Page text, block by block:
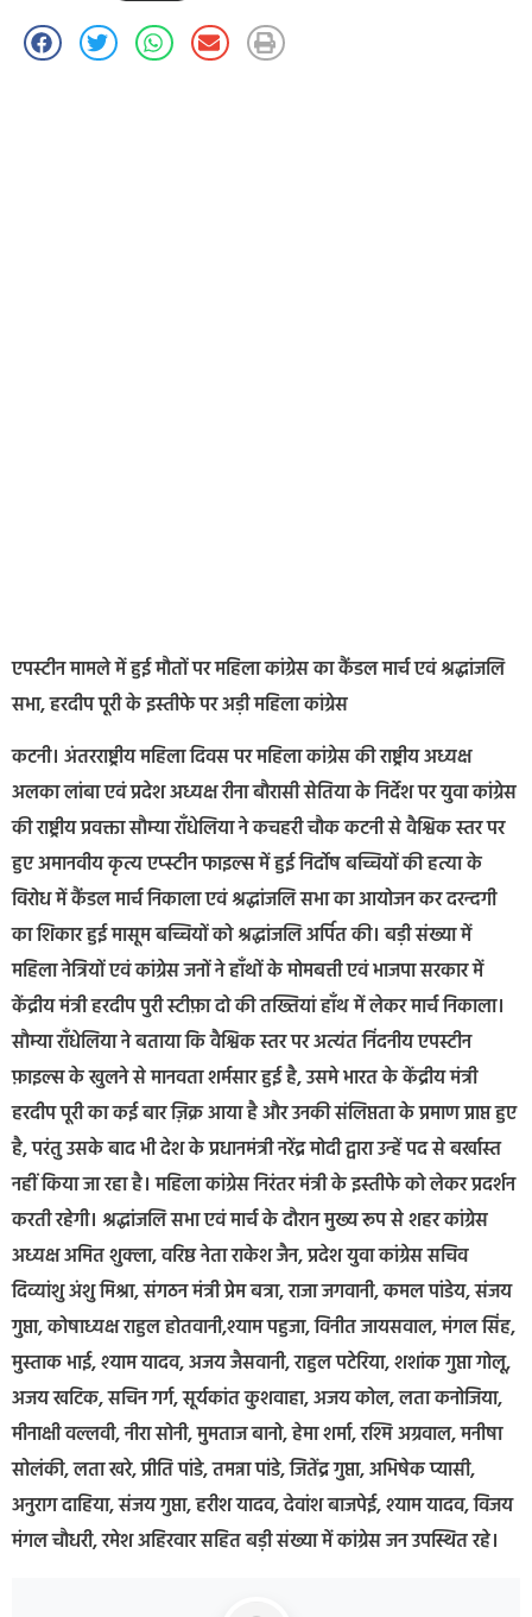
एपस्टीन मामले में हुई मौतों पर महिला कांग्रेस का कैंडल मार्च एवं श्रद्धांजलि
सभा, हरदीप पूरी के इस्तीफे पर अड़ी महिला कांग्रेस
कटनी। अंतरराष्ट्रीय महिला दिवस पर महिला कांग्रेस की राष्ट्रीय अध्यक्ष
अलका लांबा एवं प्रदेश अध्यक्ष रीना बौरासी सेतिया के निर्देश पर युवा कांग्रेस
की राष्ट्रीय प्रवक्ता सौम्या राँधेलिया ने कचहरी चौक कटनी से वैश्विक स्तर पर
हुए अमानवीय कृत्य एप्स्टीन फाइल्स में हुई निर्दोष बच्चियों की हत्या के
विरोध में कैंडल मार्च निकाला एवं श्रद्धांजलि सभा का आयोजन कर दरन्दगी
का शिकार हुई मासूम बच्चियों को श्रद्धांजलि अर्पित की। बड़ी संख्या में
महिला नेत्रियों एवं कांग्रेस जनों ने हाँथों के मोमबत्ती एवं भाजपा सरकार में
केंद्रीय मंत्री हरदीप पुरी स्टीफ़ा दो की तख्तियां हाँथ में लेकर मार्च निकाला।
सौम्या राँधेलिया ने बताया कि वैश्विक स्तर पर अत्यंत निंदनीय एपस्टीन
फ़ाइल्स के खुलने से मानवता शर्मसार हुई है, उसमे भारत के केंद्रीय मंत्री
हरदीप पूरी का कई बार ज़िक्र आया है और उनकी संलिप्तता के प्रमाण प्राप्त हुए
है, परंतु उसके बाद भी देश के प्रधानमंत्री नरेंद्र मोदी द्वारा उन्हें पद से बर्खास्त
नहीं किया जा रहा है। महिला कांग्रेस निरंतर मंत्री के इस्तीफे को लेकर प्रदर्शन
करती रहेगी। श्रद्धांजलि सभा एवं मार्च के दौरान मुख्य रूप से शहर कांग्रेस
अध्यक्ष अमित शुक्ला, वरिष्ठ नेता राकेश जैन, प्रदेश युवा कांग्रेस सचिव
दिव्यांशु अंशु मिश्रा, संगठन मंत्री प्रेम बत्रा, राजा जगवानी, कमल पांडेय, संजय
गुप्ता, कोषाध्यक्ष राहुल होतवानी,श्याम पहुजा, विनीत जायसवाल, मंगल सिंह,
मुस्ताक भाई, श्याम यादव, अजय जैसवानी, राहुल पटेरिया, शशांक गुप्ता गोलू,
अजय खटिक, सचिन गर्ग, सूर्यकांत कुशवाहा, अजय कोल, लता कनोजिया,
मीनाक्षी वल्लवी, नीरा सोनी, मुमताज बानो, हेमा शर्मा, रश्मि अग्रवाल, मनीषा
सोलंकी, लता खरे, प्रीति पांडे, तमन्ना पांडे, जितेंद्र गुप्ता, अभिषेक प्यासी,
अनुराग दाहिया, संजय गुप्ता, हरीश यादव, देवांश बाजपेई, श्याम यादव, विजय
मंगल चौधरी, रमेश अहिरवार सहित बड़ी संख्या में कांग्रेस जन उपस्थित रहे।